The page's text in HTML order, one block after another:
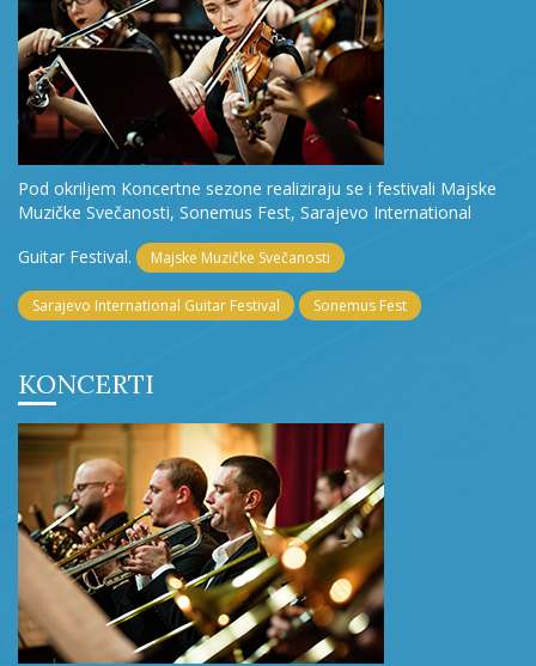
Pod okriljem Koncertne sezone realiziraju se i festivali Majske
Muzičke Svečanosti, Sonemus Fest, Sarajevo International
Guitar Festival.
Majske Muzičke Svečanosti
Sarajevo International Guitar Festival Sonemus Fest
KONCERTI